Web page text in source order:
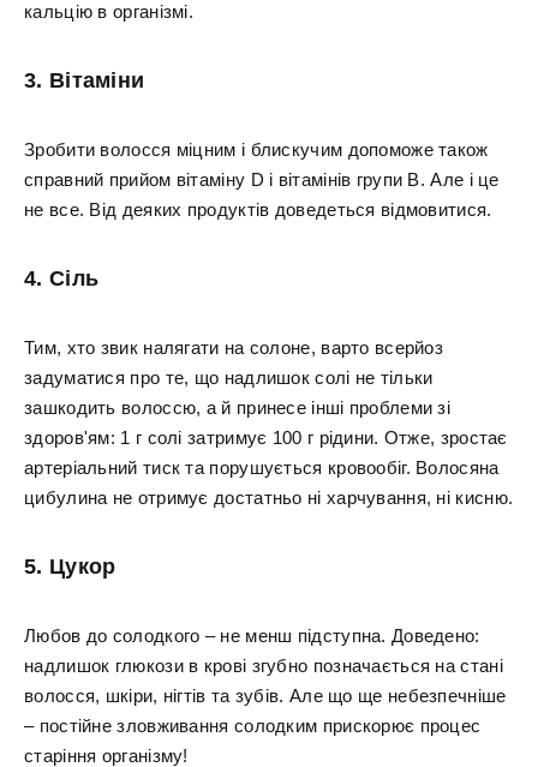
кальцію в організмі.
3. Вітаміни
Зробити волосся міцним і блискучим допоможе також
справний прийом вітаміну D і вітамінів групи В. Але і це
не все. Від деяких продуктів доведеться відмовитися.
4. Сіль
Тим, хто звик налягати на солоне, варто всерйоз
задуматися про те, що надлишок солі не тільки
зашкодить волоссю, а й принесе інші проблеми зі
здоров'ям: 1 г солі затримує 100 г рідини. Отже, зростає
артеріальний тиск та порушується кровообіг. Волосяна
цибулина не отримує достатньо ні харчування, ні кисню.
5. Цукор
Любов до солодкого – не менш підступна. Доведено:
надлишок глюкози в крові згубно позначається на стані
волосся, шкіри, нігтів та зубів. Але що ще небезпечніше
– постійне зловживання солодким прискорює процес
старіння організму!